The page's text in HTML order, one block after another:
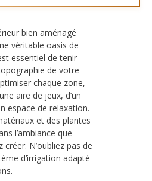
bien aménagé
véritable oasis de
essentiel de tenir
de votre
chaque zone,
aire de jeux, d’un
espace de relaxation.
et des plantes
l’ambiance que
N’oubliez pas de
d’irrigation adapté